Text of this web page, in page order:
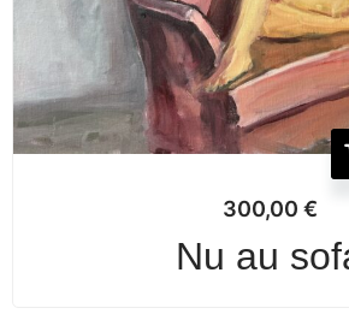
300,00 €
Nu au